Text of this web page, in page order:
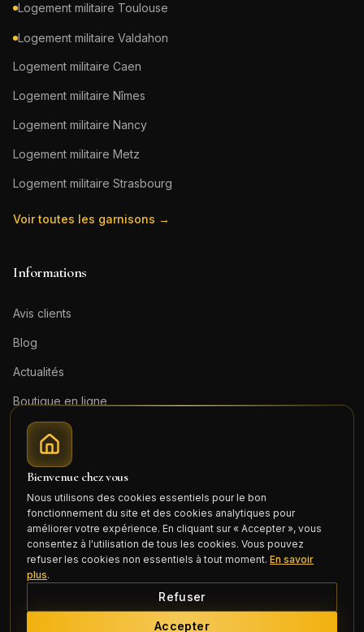
Logement militaire Toulouse
Logement militaire Valdahon
Logement militaire Caen
Logement militaire Nîmes
Logement militaire Nancy
Logement militaire Metz
Logement militaire Strasbourg
Voir toutes les garnisons →
Informations
Avis clients
Blog
Actualités
Boutique en ligne
Contact
Mentions légales
Connexion
Bienvenue chez vous
Nous utilisons des cookies essentiels pour le bon
fonctionnement du site et des cookies analytiques pour
améliorer votre expérience. En cliquant sur « Accepter », vous
consentez à l'utilisation de tous les cookies. Vous pouvez
refuser les cookies non essentiels à tout moment. En savoir
plus.
Refuser
Accepter